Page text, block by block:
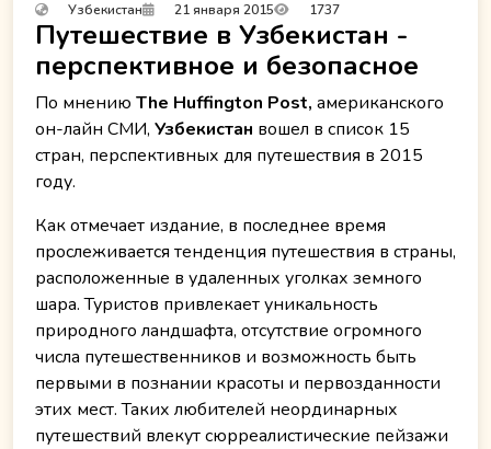
Узбекистан 21 января 2015 1737
Путешествие в Узбекистан -
перспективное и безопасное
По мнению The Huffington Post, американского
он-лайн СМИ, Узбекистан вошел в список 15
стран, перспективных для путешествия в 2015
году.
Как отмечает издание, в последнее время
прослеживается тенденция путешествия в страны,
расположенные в удаленных уголках земного
шара. Туристов привлекает уникальность
природного ландшафта, отсутствие огромного
числа путешественников и возможность быть
первыми в познании красоты и первозданности
этих мест. Таких любителей неординарных
путешествий влекут сюрреалистические пейзажи